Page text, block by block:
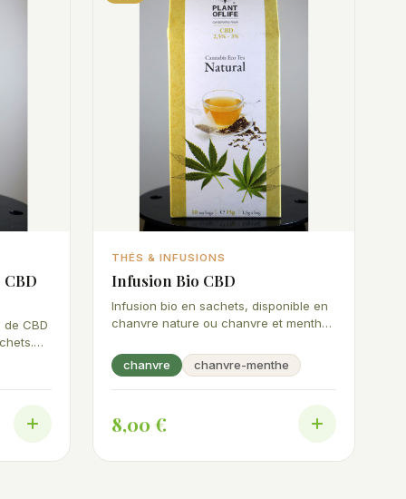
CBD
THÉS & INFUSIONS
Infusion Bio CBD
Infusion bio en sachets, disponible en
chanvre nature ou chanvre et menthe.
chanvre
chanvre-menthe
8,00 €